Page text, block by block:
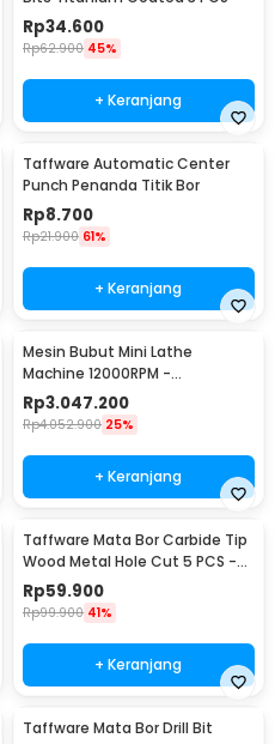
Rp34.600
Rp62.900 45%
+ Keranjang
Taffware Automatic Center
Punch Penanda Titik Bor
Rp8.700
Rp21.900 61%
+ Keranjang
Mesin Bubut Mini Lathe
Machine 12000RPM -
TZ20002MR
Rp3.047.200
Rp4.052.900 25%
+ Keranjang
Taffware Mata Bor Carbide Tip
Wood Metal Hole Cut 5 PCS -
EPC-PIT-20P
Rp59.900
Rp99.900 41%
+ Keranjang
Taffware Mata Bor Drill Bit